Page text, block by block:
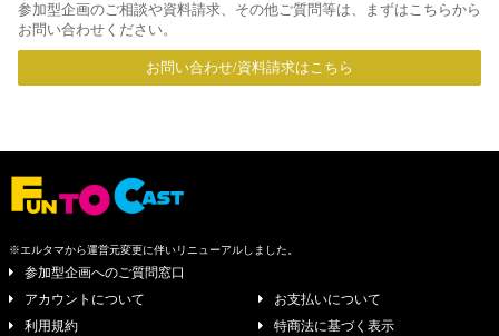
参加型企画のご相談や資料請求、その他ご質問等は、まずはこちらから
お問い合わせください。
お問い合わせ/資料請求はこちら
※エルタマから運営元変更に伴いリニューアルしました。
参加型企画へのご質問窓口
アカウントについて
お支払いについて
利用規約
特商法に基づく表示